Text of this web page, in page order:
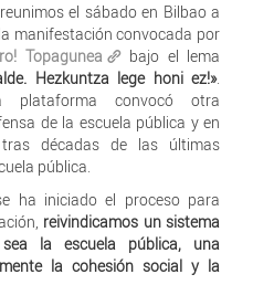
el sábado en Bilbao a
manifestación convocada por
Topagunea
bajo el lema
Hezkuntza lege honi ez!».
convocó otra
de la escuela pública y en
décadas de las últimas
pública.
ha iniciado el proceso para
reivindicamos un sistema
la escuela pública, una
la cohesión social y la